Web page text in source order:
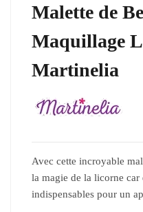
Malette de
Maquillage
Martinelia
Avec cette incroyable
la magie de la licorne car
indispensables pour un